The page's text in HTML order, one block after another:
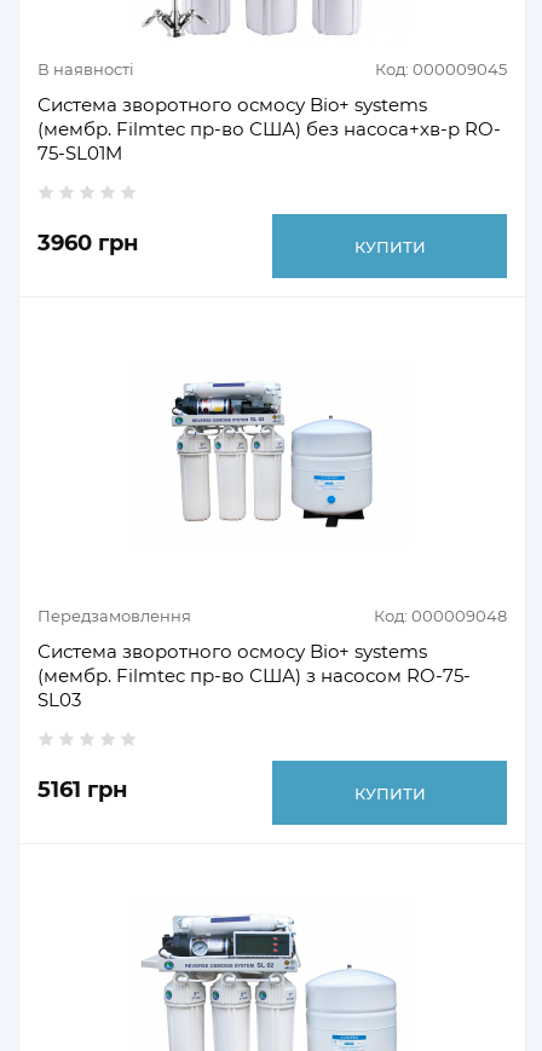
В наявності Код: 000009045
Система зворотного осмосу Bio+ systems
(мембр. Filmtec пр-во США) без насоса+хв-р RO-
75-SL01M
3960 грн КУПИТИ
Передзамовлення Код: 000009048
Система зворотного осмосу Bio+ systems
(мембр. Filmtec пр-во США) з насосом RO-75-
SL03
5161 грн КУПИТИ